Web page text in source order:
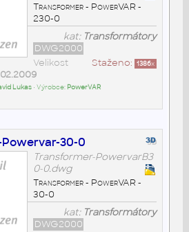
Transformer - PowerVAR -
230-0
kat: Transformátory
DWG2000
Staženo: 1386x
Velikost
Lukas• Výrobce: PowerVAR
30-0
Transformer-PowervarB3
0-0.dwg
Transformer - PowerVAR -
30-0
kat: Transformátory
DWG2000